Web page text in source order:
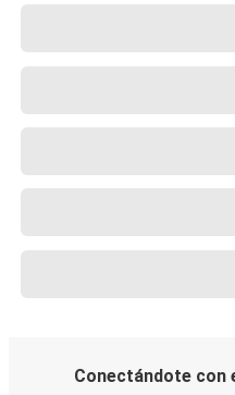
Conectándote con